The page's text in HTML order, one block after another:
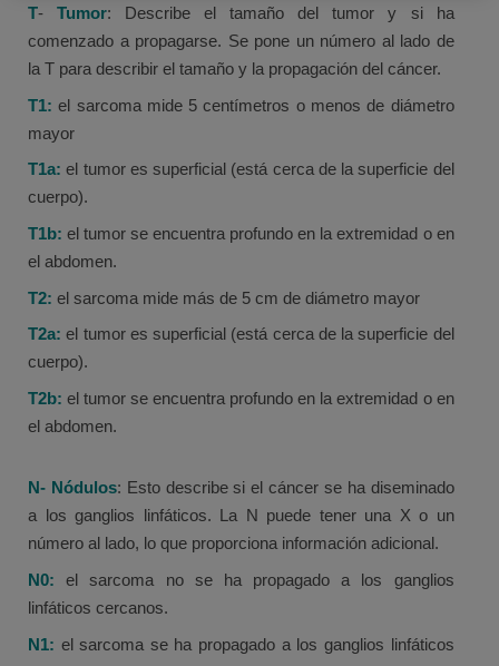
T-Tumor: Describe el tamaño del tumor y si ha
comenzado a propagarse. Se pone un número al lado de
la T para describir el tamaño y la propagación del cáncer.
T1: el sarcoma mide 5 centímetros o menos de diámetro
mayor
T1a: el tumor es superficial (está cerca de la superficie del
cuerpo).
T1b:el tumor se encuentra profundo en la extremidad o en
el abdomen.
T2: el sarcoma mide más de 5 cm de diámetro mayor
T2a: el tumor es superficial (está cerca de la superficie del
cuerpo).
T2b: el tumor se encuentra profundo en la extremidad o en
el abdomen.
N- Nódulos: Esto describe si el cáncer se ha diseminado
a los ganglios linfáticos. La N puede tener una X o un
número al lado, lo que proporciona información adicional.
N0: el sarcoma no se ha propagado a los ganglios
linfáticos cercanos.
N1: el sarcoma se ha propagado a los ganglios linfáticos